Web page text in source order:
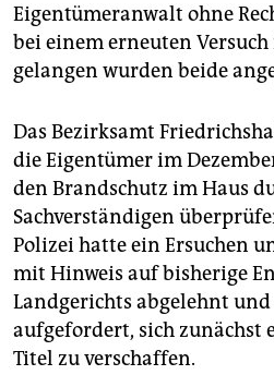
Eigentümeranwalt ohne
bei einem erneuten Versuch
gelangen wurden beide
Das Bezirksamt
die Eigentümer im
den Brandschutz im Haus
Sachverständigen
Polizei hatte ein Ersuchen
mit Hinweis auf bisherige
Landgerichts abgelehnt
aufgefordert, sich
Titel zu verschaffen.